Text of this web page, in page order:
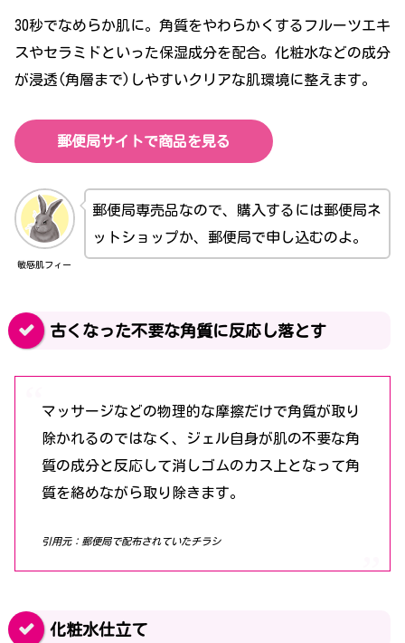
30秒でなめらか肌に。角質をやわらかくするフルーツエキ
スやセラミドといった保湿成分を配合。化粧水などの成分
が浸透(角層まで)しやすいクリアな肌環境に整えます。
郵便局サイトで商品を見る
敏感肌フィー
郵便局専売品なので、購入するには郵便局ネ
ットショップか、郵便局で申し込むのよ。
古くなった不要な角質に反応し落とす
マッサージなどの物理的な摩擦だけで角質が取り
除かれるのではなく、ジェル自身が肌の不要な角
質の成分と反応して消しゴムのカス上となって角
質を絡めながら取り除きます。
引用元：郵便局で配布されていたチラシ
化粧水仕立て